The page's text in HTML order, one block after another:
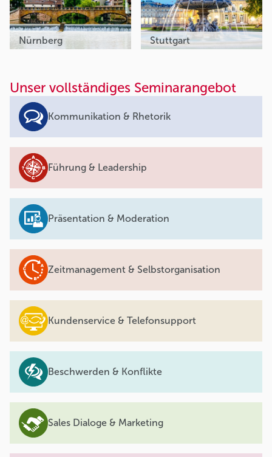
Unser vollständiges Seminarangebot
Kommunikation & Rhetorik
Führung & Leadership
Präsentation & Moderation
Zeitmanagement & Selbstorganisation
Kundenservice & Telefonsupport
Beschwerden & Konflikte
Sales Dialoge & Marketing
Nürnberg Stuttgart